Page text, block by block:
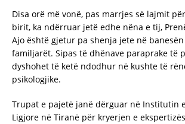
Disa orë më vonë, pas marrjes së lajmit
birit, ka ndërruar jetë edhe nëna e tij,
Ajo është gjetur pa shenja jete në
familjarët. Sipas të dhënave paraprake të
dyshohet të ketë ndodhur në kushte të
psikologjike.
Trupat e pajetë janë dërguar në Institutin
Ligjore në Tiranë për kryerjen e